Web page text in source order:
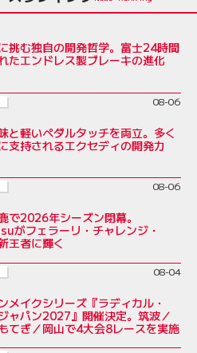
挑む独自の開発哲学。富士24時間
たエンドレス製ブレーキの進化
08-06
と軽いペダルタッチを両立。多く
支持されるエクセディの開発力
08-06
で2026年シーズン閉幕。
がフェラーリ・チャレンジ・
王者に輝く
08-04
メイクシリーズ『ラディカル・
ャパン2027』開催決定。筑波／
てぎ／岡山で4大会8レースを実施